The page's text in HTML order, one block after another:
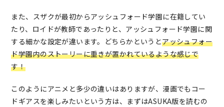
また、スザクが最初からアッシュフォード学園に在籍してい
たり、ロイドが教師であったりと、アッシュフォード学園に関
する細かな設定が違います。どちらかというとアッシュフォー
ド学園内のストーリーに重きが置かれているような感じで
す！
このようにアニメと多少の違いはありますが、漫画でもコー
ドギアスを楽しみたいという方は、まずはASUKA版を読むの